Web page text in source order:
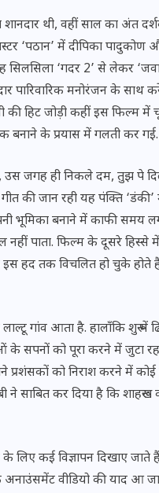
थी, वहीं साल का अंत
‘पठान’ में दीपिका
‘गदर 2’ से लेकर
पारिवारिक मनोरंजन के साथ
की हिट जोड़ी कहीं इस फिल्म
बनाने के प्रयास में गलती कर गई.
उस जगह ही निकले दम, तुझ पे
की जान रही यह पंक्ति ‘डंकी’
भूमिका बनाने में काफी समय
पाता. फिल्म के दूसरे हिस्से में
इस हद तक विचलित हो चुके होते
गांव आता है. हालाँकि शुरू में
सपनों को पूरा करने में जुटा
प्रशंसकों को निराश करने में
कर दिया है कि शाहरूख
कई विज्ञापन दिखाए जाते
अनाउंसमेंट वीडियो की याद आ
भारत में
अड़चन: डेटा
आया बड़ा अपडेट
30
UPSSSC
2025: यूपी में